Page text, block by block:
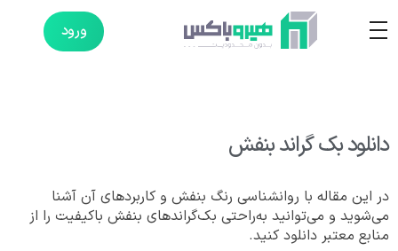
ورود
دانلود بک گراند بنفش
در این مقاله با روانشناسی رنگ بنفش و کاربردهای آن آشنا
می‌شوید و می‌توانید به‌راحتی بک‌گراندهای بنفش باکیفیت را از
منابع معتبر دانلود کنید.